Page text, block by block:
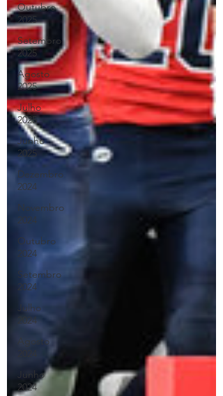
Outubro
2025
Setembro
2025
Agosto
2025
Julho
2025
Junho
2025
Dezembro
2024
Novembro
2024
Outubro
2024
Setembro
2024
Julho
2024
Agosto
Junho
2024